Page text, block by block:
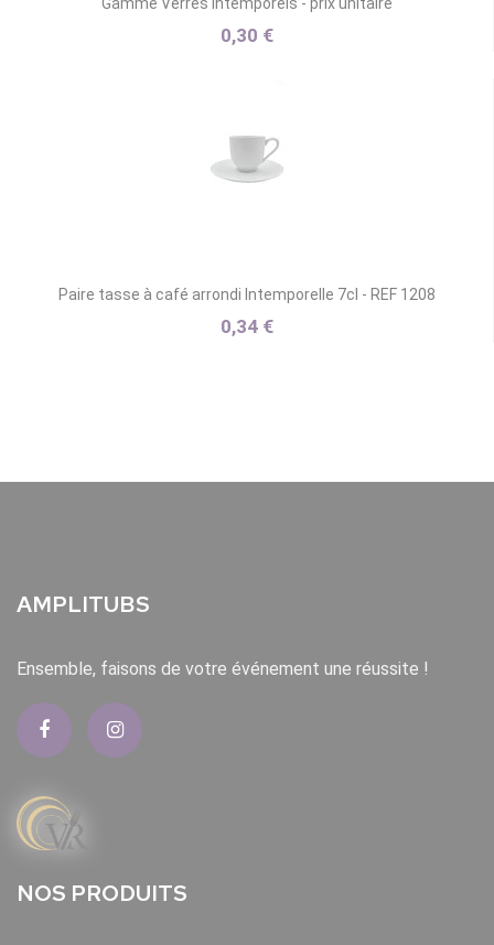
0,30 €
Paire tasse à café arrondi Intemporelle 7cl - REF 1208
0,34 €
AMPLITUBS
Ensemble, faisons de votre événement une réussite !
NOS PRODUITS